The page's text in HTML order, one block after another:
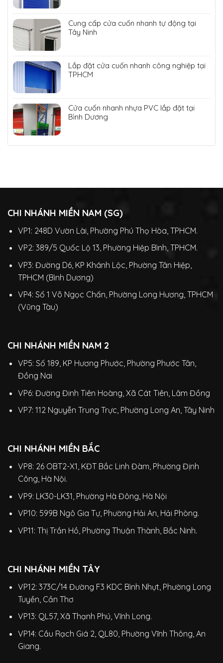
Cung cấp cửa cuốn nhanh tự động tại
Tây Ninh
Lắp đặt cửa cuốn nhanh công nghiệp tại
TPHCM
Cửa cuốn nhanh nhựa PVC lắp đặt tại
Bình Dương
CHI NHÁNH MIỀN NAM (SG)
VP1: 248D Vườn Lài, Phường Phú Thọ Hòa, TPHCM.
VP2: 389/5 Quốc Lộ 13, Phường Hiệp Bình, TPHCM.
VP3: Đường D6, KP Khánh Lộc, Phường Tân Hiệp,
TPHCM (Bình Dương)
VP4: Số 1 Võ Ngọc Chấn, Phường Long Hương, TPHCM
(Vũng Tàu)
CHI NHÁNH MIỀN NAM 2
VP5: Số 189, KP Hương Phước, Phường Phước Tân,
Đồng Nai
VP6: Đường Đinh Tiên Hoàng, Xã Cát Tiên, Lâm Đồng
VP7: 112 Nguyễn Trung Trực, Phường Long An, Tây Ninh
CHI NHÁNH MIỀN BẮC
VP8: 26 OBT2-X1, KĐT Bắc Linh Đàm, Phường Định
Công, Hà Nội.
VP9: LK30-LK31, Phường Hà Đông, Hà Nội
VP10: 599B Ngô Gia Tự, Phường Hải An, Hải Phòng.
VP11: Thị Trần Hồ, Phường Thuận Thành, Bắc Ninh.
CHI NHÁNH MIỀN TÂY
VP12: 373C/14 Đường F3 KDC Bình Nhựt, Phường Long
Tuyền, Cần Thơ
VP13: QL57, Xã Thạnh Phú, Vĩnh Long.
VP14: Cầu Rạch Giá 2, QL80, Phường Vĩnh Thông, An
Giang.